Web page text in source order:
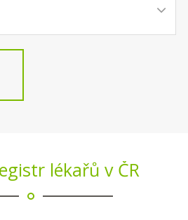
lékařů v ČR